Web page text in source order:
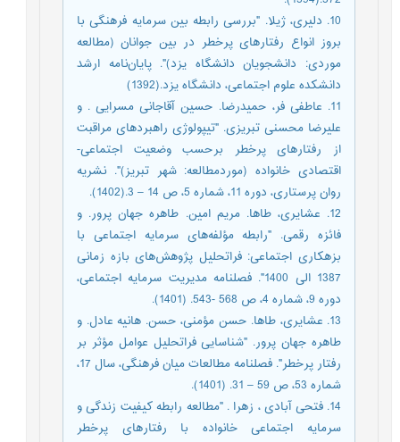
10. دلیری، ژیلا. "بررسی رابطه بین سرمایه فرهنگی با
بروز انواع رفتارهای پرخطر در بین جوانان (مطالعه
موردی: دانشجویان دانشگاه یزد)". پایان‌نامه ارشد
دانشکده علوم اجتماعی، دانشگاه یزد.(1392)
11. عاطفی فر، حمیدرضا. حسین آقاجانی مسرایی . و
علیرضا محسنی تبریزی. "تیپولوژی راهبردهای مراقبت
از رفتارهای پرخطر برحسب وضعیت اجتماعی-
اقتصادی خانواده (موردمطالعه: شهر تبریز)". نشریه
روان پرستاری، دوره 11، شماره 5، ص 14 – 3.(1402).
12. عشایری، طاها. مریم امین. طاهره جهان پرور. و
فائزه رقمی. "رابطه مؤلفه‌های سرمایه اجتماعی با
بزهکاری اجتماعی: فراتحلیل پژوهش‌های بازه زمانی
1387 الی 1400". فصلنامه مدیریت سرمایه اجتماعی،
دوره 9، شماره 4، ص 568 -543. (1401).
13. عشایری، طاها. حسن مؤمنی، حسن. هانیه عادل. و
طاهره جهان پرور. "شناسایی فراتحلیل عوامل مؤثر بر
رفتار پرخطر". فصلنامه مطالعات میان فرهنگی، سال 17،
شماره 53، ص 59 – 31. (1401).
14. فتحی آبادی ، زهرا . "مطالعه رابطه کیفیت زندگی و
سرمایه اجتماعی خانواده با رفتارهای پرخطر